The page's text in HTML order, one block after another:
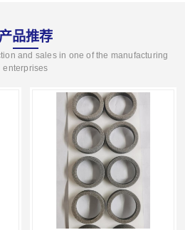
产品推荐
and sales in one of the manufacturing
enterprises